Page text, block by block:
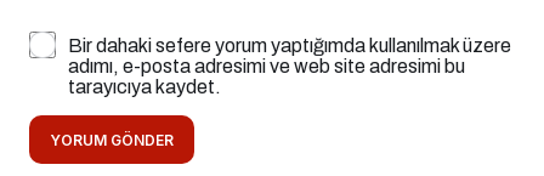
Bir dahaki sefere yorum yaptığımda kullanılmak üzere
adımı, e-posta adresimi ve web site adresimi bu
tarayıcıya kaydet.
YORUM GÖNDER